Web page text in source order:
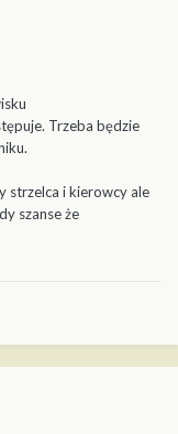
Trzeba będzie
strzelca i kierowcy ale
szanse że